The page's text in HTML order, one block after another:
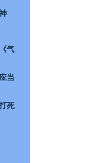
气
当
死